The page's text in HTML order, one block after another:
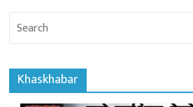
Khaskhabar